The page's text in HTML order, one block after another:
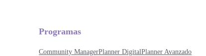
Programas
Community ManagerPlanner DigitalPlanner Avanzado